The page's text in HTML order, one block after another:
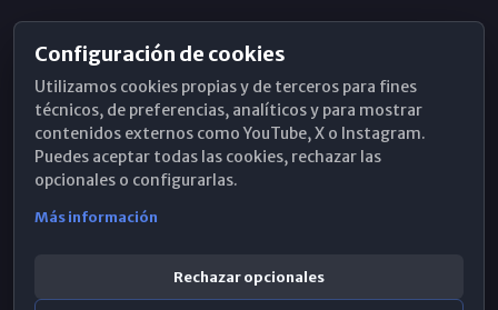
Horarios de Misa
Hemeroteca
WhatsApp
Configuración de cookies
Utilizamos cookies propias y de terceros para fines
técnicos, de preferencias, analíticos y para mostrar
contenidos externos como YouTube, X o Instagram.
Puedes aceptar todas las cookies, rechazar las
opcionales o configurarlas.
Más información
Rechazar opcionales